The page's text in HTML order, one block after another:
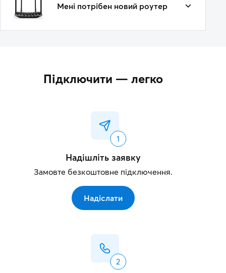
Мені потрібен новий роутер
Підключити — легко
Надішліть заявку
Замовте безкоштовне підключення.
Надіслати